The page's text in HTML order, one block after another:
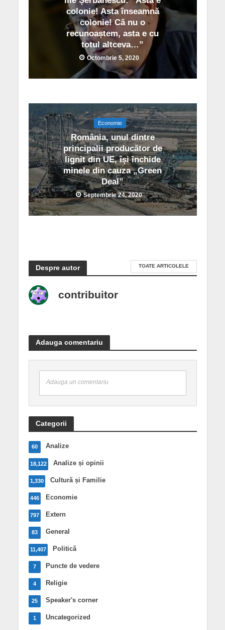
colonie! Asta înseamnă
colonie! Că nu o
recunoaștem, asta e cu
totul altceva…”
Octombrie 5, 2020
Economie
România, unul dintre
principalii producător de
lignit din UE, își închide
minele din cauza „Green
Deal”
Septembrie 24, 2020
Despre autor TOATE ARTICOLELE
contribuitor
Adauga comentariu
Adauga un comentariu
Categorii
Analize
60
Analize și opinii
18,122
Cultură și Familie
1,330
Economie
446
Extern
797
General
83
Politică
11,407
Puncte de vedere
7
Religie
4
Speaker's corner
25
Uncategorized
1